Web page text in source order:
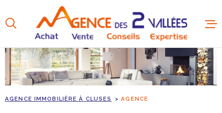
la
recherche
au
menu
au
contenu
AGENCE IMMOBILIÈRE À CLUSES AGENCE